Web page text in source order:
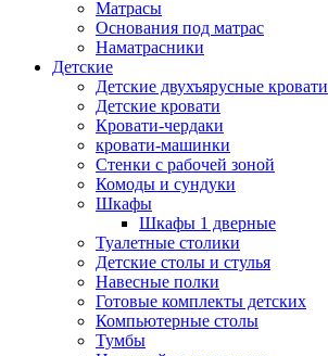
Матрасы
Основания под матрас
Наматрасники
Детские
Детские двухъярусные кровати
Детские кровати
Кровати-чердаки
кровати-машинки
Стенки с рабочей зоной
Комоды и сундуки
Шкафы
Шкафы 1 дверные
Туалетные столики
Детские столы и стулья
Навесные полки
Готовые комплекты детских
Компьютерные столы
Тумбы